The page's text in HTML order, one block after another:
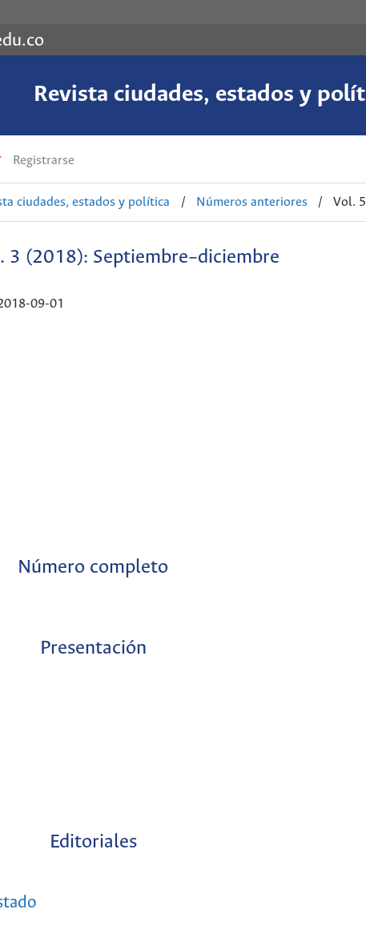
Revista ciudades, estados y
Registrarse
ciudades, estados y política / Números anteriores / Vol.
3 (2018): Septiembre–diciembre
09-01
Número completo
Presentación
Editoriales